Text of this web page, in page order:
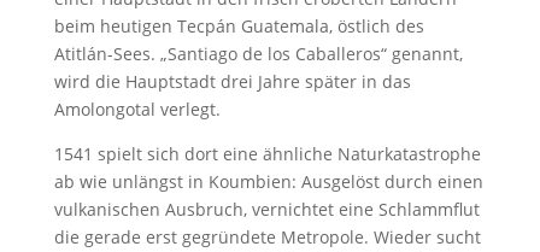
beim heutigen Tecpán Guatemala, östlich des
Atitlán-Sees. „Santiago de los Caballeros“ genannt,
wird die Hauptstadt drei Jahre später in das
Amolongotal verlegt.
1541 spielt sich dort eine ähnliche Naturkatastrophe
ab wie unlängst in Koumbien: Ausgelöst durch einen
vulkanischen Ausbruch, vernichtet eine Schlammflut
die gerade erst gegründete Metropole. Wieder sucht